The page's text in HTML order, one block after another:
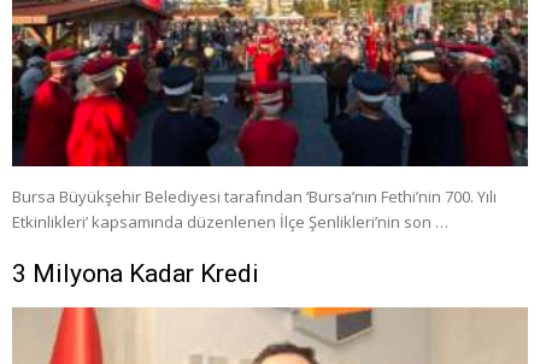
Bursa Büyükşehir Belediyesi tarafından ‘Bursa’nın Fethi’nin 700. Yılı
Etkinlikleri’ kapsamında düzenlenen İlçe Şenlikleri’nin son …
3 Milyona Kadar Kredi